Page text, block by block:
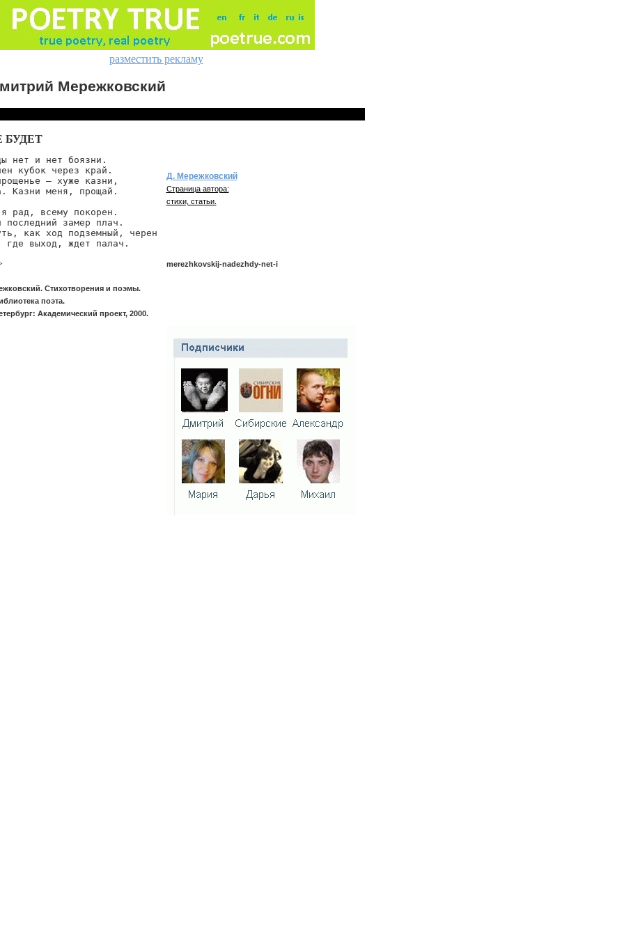
разместить рекламу
Мережковский
БУДЕТ
нет и нет боязни.
кубок через край.
— хуже казни,
Казни меня, прощай.
я рад, всему покорен.
последний замер плач.
как ход подземный, черен
где выход, ждет палач.
Стихотворения и поэмы.
поэта.
Академический проект, 2000.
Д. Мережковский
Страница автора:
стихи, статьи.
merezhkovskij-nadezhdy-net-i